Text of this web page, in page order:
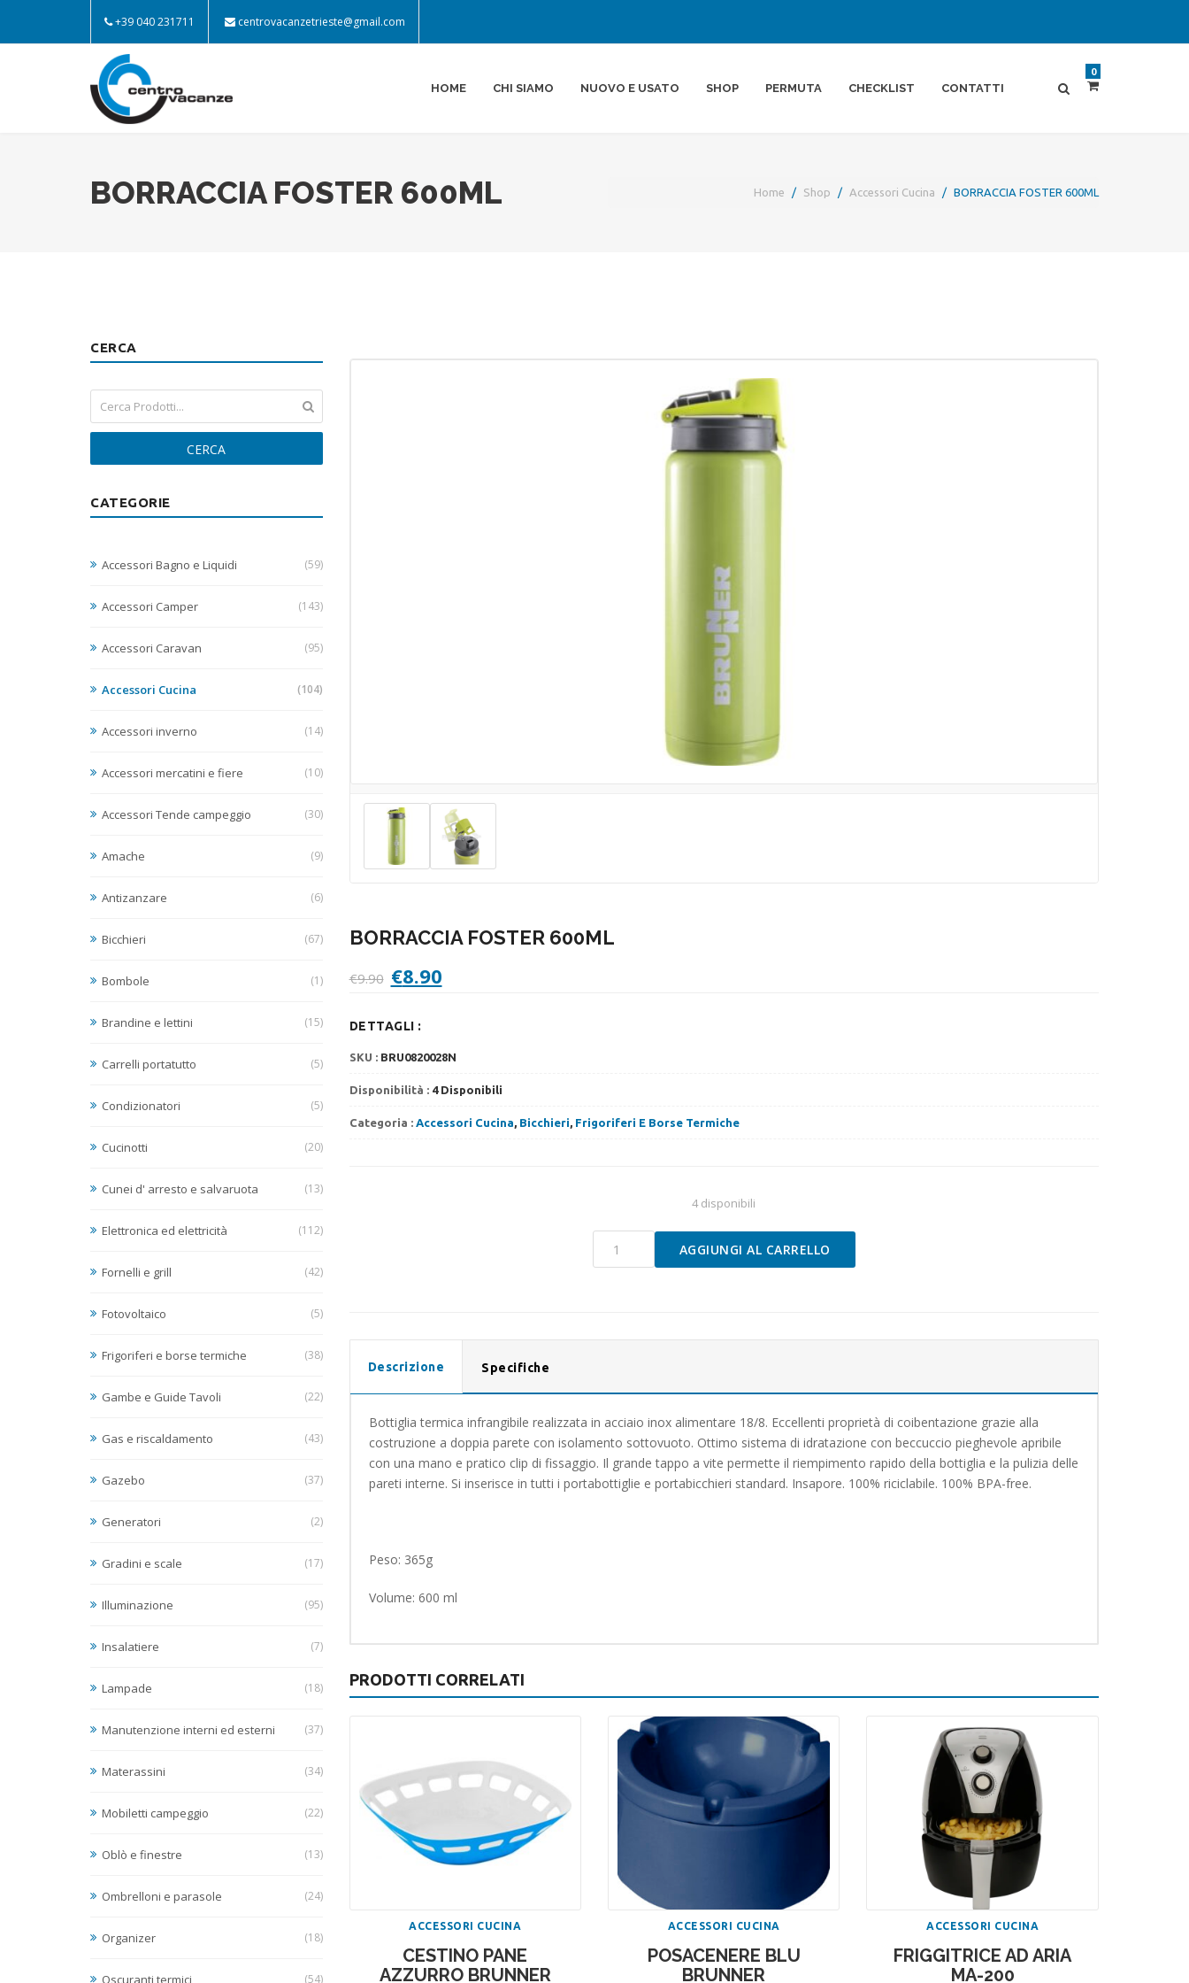
+39 040 231711 centrovacanzetrieste@gmail.com
HOME CHI SIAMO NUOVO E USATO SHOP PERMUTA CHECKLIST CONTATTI
0
BORRACCIA FOSTER 600ML Home Shop Accessori Cucina BORRACCIA FOSTER 600ML
CERCA
CERCA
CATEGORIE
Accessori Bagno e Liquidi (59)
Accessori Camper (143)
Accessori Caravan (95)
Accessori Cucina (104)
Accessori inverno (14)
Accessori mercatini e fiere (10)
Accessori Tende campeggio (30)
Amache (9)
Antizanzare (6)
Bicchieri (67)
Bombole (1)
Brandine e lettini (15)
Carrelli portatutto (5)
Condizionatori (5)
Cucinotti (20)
Cunei d' arresto e salvaruota (13)
Elettronica ed elettricità (112)
Fornelli e grill (42)
Fotovoltaico (5)
Frigoriferi e borse termiche (38)
Gambe e Guide Tavoli (22)
Gas e riscaldamento (43)
Gazebo (37)
Generatori (2)
Gradini e scale (17)
Illuminazione (95)
Insalatiere (7)
Lampade (18)
Manutenzione interni ed esterni (37)
Materassini (34)
Mobiletti campeggio (22)
Oblò e finestre (13)
Ombrelloni e parasole (24)
Organizer (18)
Oscuranti termici (54)
BORRACCIA FOSTER 600ML
€9.90 Il
prezzo
era:
€9.90.
€8.90Il
prezzo
€8.90.
DETTAGLI :
SKU : BRU0820028N
Disponibilità : 4 Disponibili
Categoria : Accessori Cucina, Bicchieri, Frigoriferi E Borse Termiche
4 disponibili
BORRACCIA
FOSTER
AGGIUNGI AL CARRELLO
Descrizione Specifiche
Bottiglia termica infrangibile realizzata in acciaio inox alimentare 18/8. Eccellenti proprietà di coibentazione grazie alla
costruzione a doppia parete con isolamento sottovuoto. Ottimo sistema di idratazione con beccuccio pieghevole apribile
con una mano e pratico clip di fissaggio. Il grande tappo a vite permette il riempimento rapido della bottiglia e la pulizia delle
pareti interne. Si inserisce in tutti i portabottiglie e portabicchieri standard. Insapore. 100% riciclabile. 100% BPA-free.
Peso: 365g
Volume: 600 ml
PRODOTTI CORRELATI
ACCESSORI CUCINA
CESTINO PANE
AZZURRO BRUNNER
ACCESSORI CUCINA
POSACENERE BLU
BRUNNER
ACCESSORI CUCINA
FRIGGITRICE AD ARIA
MA-200